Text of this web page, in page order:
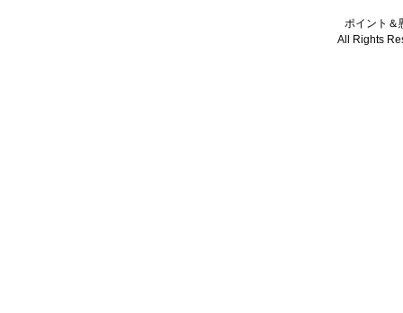
ポイント＆
All Rights